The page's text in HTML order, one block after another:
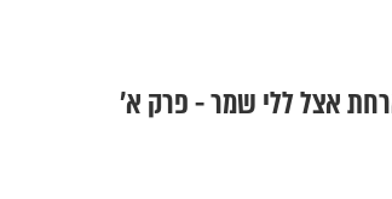
אצל ללי שמר - פרק א'